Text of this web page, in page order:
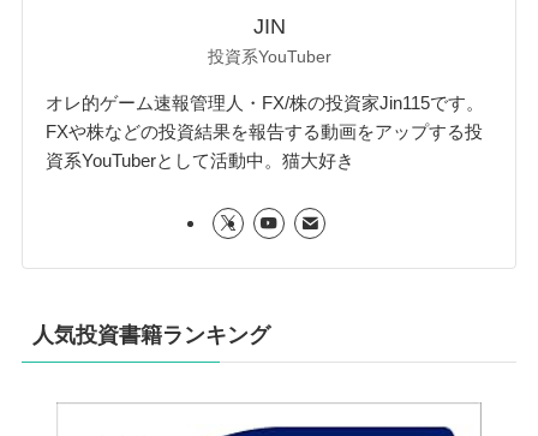
JIN
投資系YouTuber
オレ的ゲーム速報管理人・FX/株の投資家Jin115です。
FXや株などの投資結果を報告する動画をアップする投
資系YouTuberとして活動中。猫大好き
人気投資書籍ランキング